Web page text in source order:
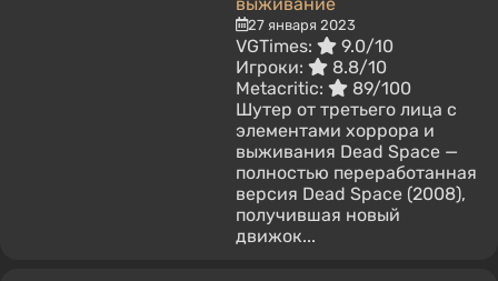
27 января 2023
VGTimes:
9.0/10
Игроки:
8.8/10
Metacritic:
89/100
Шутер от третьего лица с
элементами хоррора и
выживания Dead Space —
полностью переработанная
версия Dead Space (2008),
получившая новый
движок...